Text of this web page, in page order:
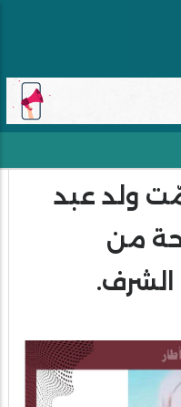
ولد عبد
من